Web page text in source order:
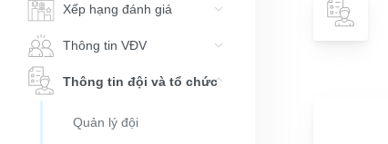
Xếp hạng đánh giá
Thông tin VĐV
Thông tin đội và tổ chức
Quản lý đội